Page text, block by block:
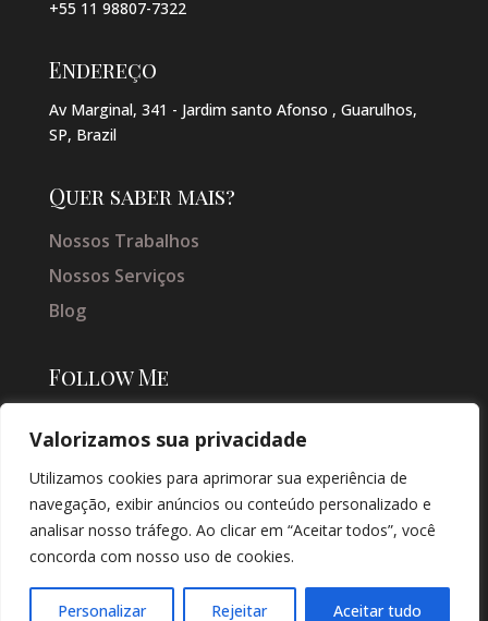
Valorizamos sua privacidade
Utilizamos cookies para aprimorar sua experiência de
navegação, exibir anúncios ou conteúdo personalizado e
analisar nosso tráfego. Ao clicar em “Aceitar todos”, você
concorda com nosso uso de cookies.
Personalizar Rejeitar Aceitar tudo
+55 11 98807-7322
Endereço
Av Marginal, 341 - Jardim santo Afonso , Guarulhos,
SP, Brazil
Quer saber mais?
Nossos Trabalhos
Nossos Serviços
Blog
Follow Me
SOLUÇÕES DIGITAIS |
CRIAÇÃO DE SITES